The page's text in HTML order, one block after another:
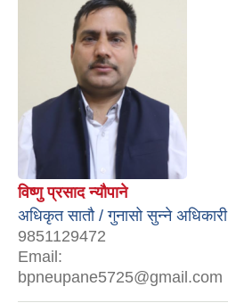
विष्णु प्रसाद न्यौपाने
अधिकृत सातौ / गुनासो सुन्‍ने अधिकारी
9851129472
Email:
bpneupane5725@gmail.com